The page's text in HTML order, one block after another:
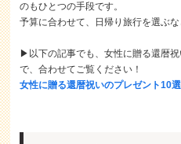
のもひとつの手段です。
予算に合わせて、日帰り旅行を選ぶな
▶以下の記事でも、女性に贈る還暦
で、合わせてご覧ください！
女性に贈る還暦祝いのプレゼント10